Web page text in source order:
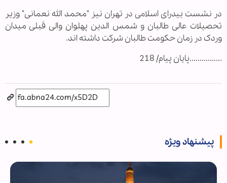
در نشست بیدرای اسلامی در تهران نیز "محمد الله نعمانی" وزیر
تحصیلات عالی طالبان و شمس الدین پهلوان والی قبلی میدان
وردک در زمان حکومت طالبان شرکت داشته اند.
................پایان پیام/ 218
پیشنهاد ویژه